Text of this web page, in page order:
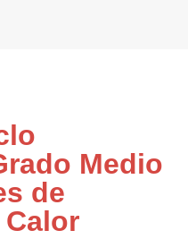
Medio
de